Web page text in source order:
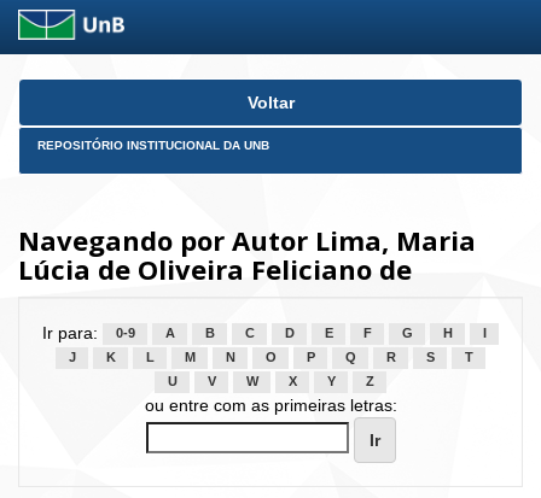
Skip
Voltar
REPOSITÓRIO INSTITUCIONAL DA UNB
Navegando por Autor Lima, Maria
Lúcia de Oliveira Feliciano de
Ir para: 0-9 A B C D E F G H
J
K L M N O P Q R S
T
U
V W X Y Z
ou entre com as primeiras letras: